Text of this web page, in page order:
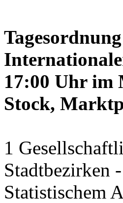
17:00 Uhr im
Stock,
1
Stadtbezirken
Statistischem